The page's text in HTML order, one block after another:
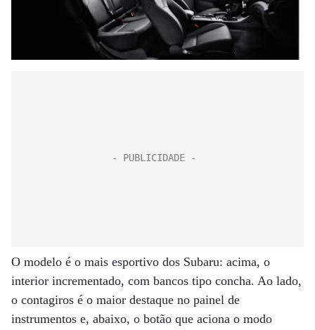
O modelo é o mais esportivo dos Subaru: acima, o
interior incrementado, com bancos tipo concha. Ao lado,
o contagiros é o maior destaque no painel de
instrumentos e, abaixo, o botão que aciona o modo